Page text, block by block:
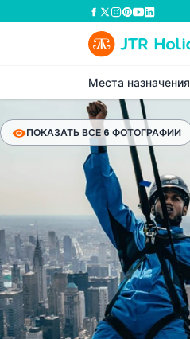
Места назначения
ПОКАЗАТЬ ВСЕ 6 ФОТОГРАФИИ